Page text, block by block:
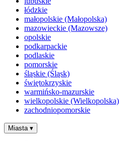
łódzkie
małopolskie (Małopolska)
mazowieckie (Mazowsze)
opolskie
podkarpackie
podlaskie
pomorskie
śląskie (Śląsk)
świętokrzyskie
warmińsko-mazurskie
wielkopolskie (Wielkopolska)
zachodniopomorskie
Miasta ▾